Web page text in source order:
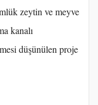
zeytin ve meyve
kanalı
düşünülen proje